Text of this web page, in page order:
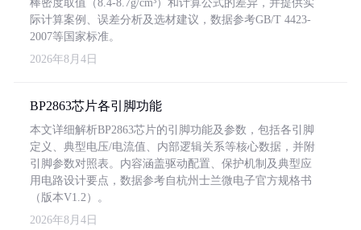
棒密度取值（8.4-8.7g/cm³）和计算公式的差异，并提供实
际计算案例、误差分析及选材建议，数据参考GB/T 4423-
2007等国家标准。
2026年8月4日
BP2863芯片各引脚功能
本文详细解析BP2863芯片的引脚功能及参数，包括各引脚
定义、典型电压/电流值、内部逻辑关系等核心数据，并附
引脚参数对照表。内容涵盖驱动配置、保护机制及典型应
用电路设计要点，数据参考自杭州士兰微电子官方规格书
（版本V1.2）。
2026年8月4日